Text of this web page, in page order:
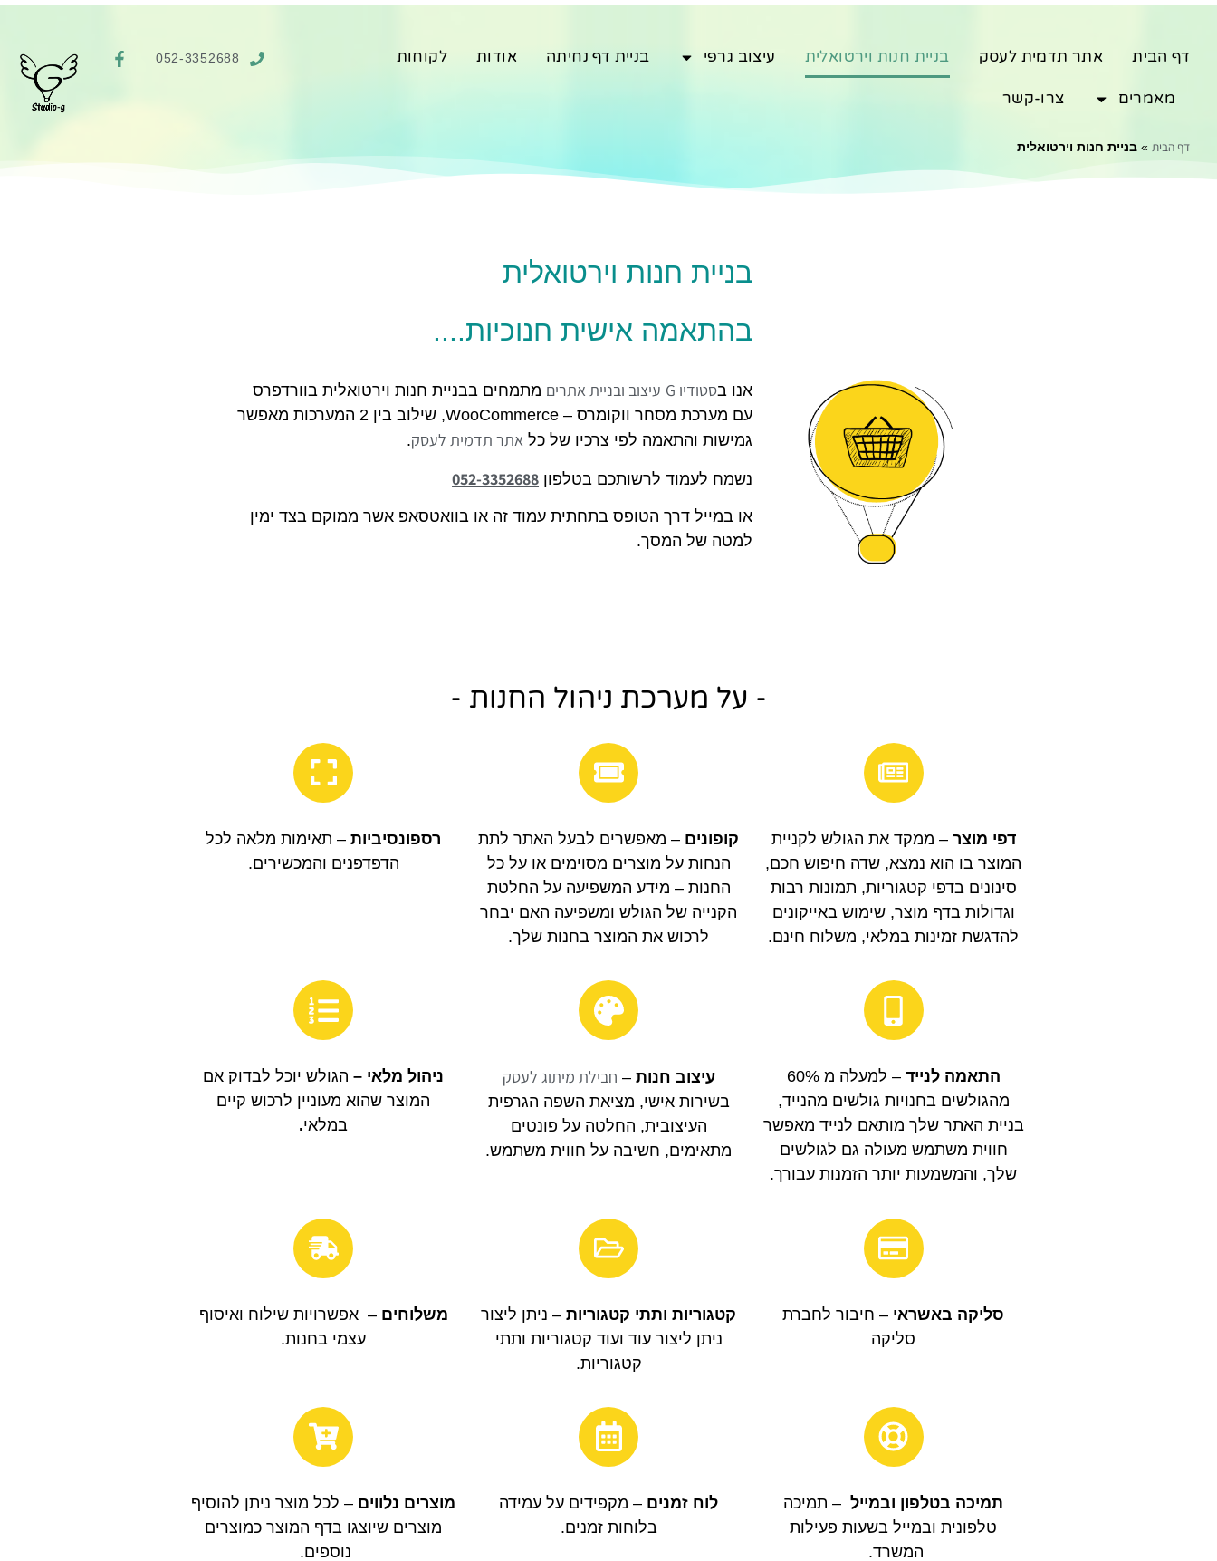
דף הבית אתר תדמית לעסק בניית חנות וירטואלית עיצוב גרפי בניית דף נחיתה אודות לקוחות
מאמרים צרו-קשר
דף הבית » בניית חנות וירטואלית
052-3352688
בניית חנות וירטואלית
בהתאמה אישית חנוכיות....
אנו בסטודיו G עיצוב ובניית אתרים מתמחים בבניית חנות וירטואלית בוורדפרס
עם מערכת מסחר ווקומרס – WooCommerce, שילוב בין 2 המערכות מאפשר
גמישות והתאמה לפי צרכיו של כל אתר תדמית לעסק.
נשמח לעמוד לרשותכם בטלפון 052-3352688
או במייל דרך הטופס בתחתית עמוד זה או בוואטסאפ אשר ממוקם בצד ימין
למטה של המסך.
- על מערכת ניהול החנות -
דפי מוצר – ממקד את הגולש לקניית
המוצר בו הוא נמצא, שדה חיפוש חכם,
סינונים בדפי קטגוריות, תמונות רבות
וגדולות בדף מוצר, שימוש באייקונים
להדגשת זמינות במלאי, משלוח חינם.
קופונים – מאפשרים לבעל האתר לתת
הנחות על מוצרים מסוימים או על כל
החנות – מידע המשפיעה על החלטת
הקנייה של הגולש ומשפיעה האם יבחר
לרכוש את המוצר בחנות שלך.
רספונסיביות – תאימות מלאה לכל
הדפדפנים והמכשירים.
התאמה לנייד
– למעלה מ 60%
מהגולשים בחנויות גולשים מהנייד,
בניית האתר שלך מותאם לנייד מאפשר
חווית משתמש מעולה גם לגולשים
שלך, והמשמעות יותר הזמנות עבורך.
עיצוב חנות – חבילת מיתוג לעסק
בשירות אישי, מציאת השפה הגרפית
העיצובית, החלטה על פונטים
מתאימים, חשיבה על חווית משתמש.
ניהול מלאי – הגולש יוכל לבדוק אם
המוצר שהוא מעוניין לרכוש קיים
במלאי.
סליקה באשראי – חיבור לחברת
סליקה
קטגוריות ותתי קטגוריות– ניתן ליצור
ניתן ליצור עוד ועוד קטגוריות ותתי
קטגוריות.
משלוחים– אפשרויות שילוח ואיסוף
עצמי בחנות.
תמיכה בטלפון ובמייל– תמיכה
טלפונית ובמייל בשעות פעילות
המשרד.
לוח זמנים – מקפידים על עמידה
בלוחות זמנים.
מוצרים נלווים – לכל מוצר ניתן להוסיף
מוצרים שיוצגו בדף המוצר כמוצרים
נוספים.